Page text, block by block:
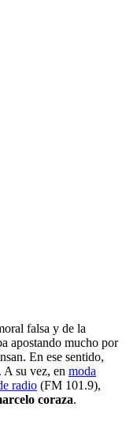
falsa y de la
apostando mucho por
En ese sentido,
A su vez, en moda
radio (FM 101.9),
coraza.